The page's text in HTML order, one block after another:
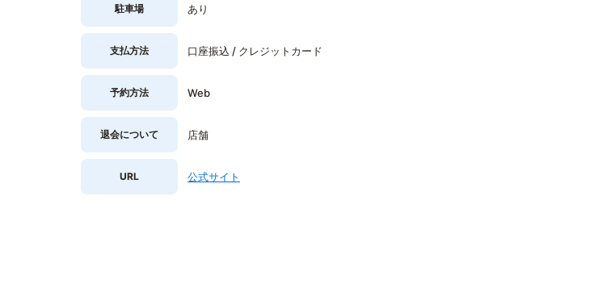
駐車場 あり
支払方法 口座振込 / クレジットカード
予約方法 Web
退会について 店舗
URL 公式サイト